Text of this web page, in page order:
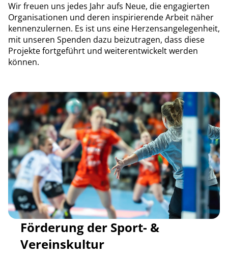
Wir freuen uns jedes Jahr aufs Neue, die engagierten
Organisationen und deren inspirierende Arbeit näher
kennenzulernen. Es ist uns eine Herzensangelegenheit,
mit unseren Spenden dazu beizutragen, dass diese
Projekte fortgeführt und weiterentwickelt werden
können.
Förderung der Sport- &
Vereinskultur